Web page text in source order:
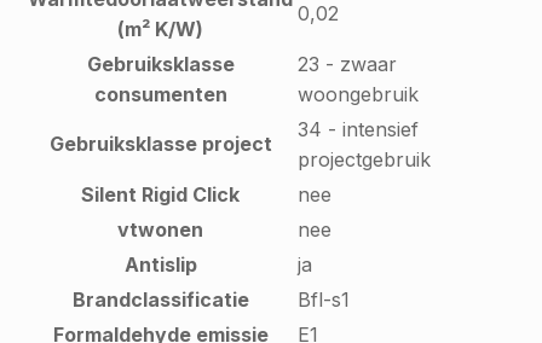
(m² K/W)
0,02
Gebruiksklasse
consumenten
23 - zwaar
woongebruik
Gebruiksklasse project
34 - intensief
projectgebruik
Silent Rigid Click
nee
vtwonen
nee
Antislip
ja
Brandclassificatie
Bfl-s1
Formaldehyde emissie
E1